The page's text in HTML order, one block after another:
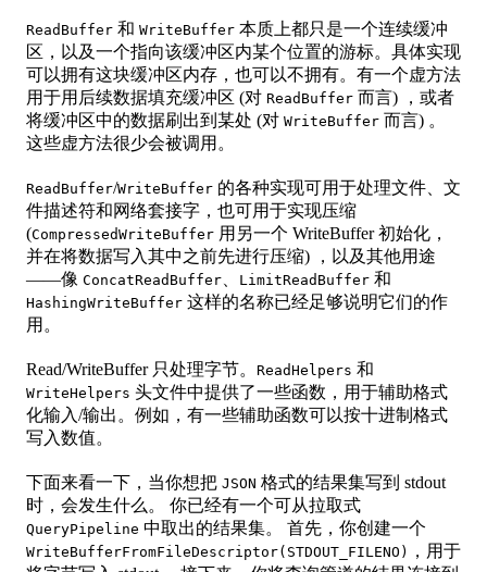
ReadBuffer 和 WriteBuffer 本质上都只是一个连续缓冲
区，以及一个指向该缓冲区内某个位置的游标。具体实现
可以拥有这块缓冲区内存，也可以不拥有。有一个虚方法
用于用后续数据填充缓冲区 (对 ReadBuffer 而言) ，或者
将缓冲区中的数据刷出到某处 (对 WriteBuffer 而言) 。
这些虚方法很少会被调用。
ReadBuffer/WriteBuffer 的各种实现可用于处理文件、文
件描述符和网络套接字，也可用于实现压缩
(CompressedWriteBuffer 用另一个 WriteBuffer 初始化，
并在将数据写入其中之前先进行压缩) ，以及其他用途
——像 ConcatReadBuffer LimitReadBuffer 和
HashingWriteBuffer 这样的名称已经足够说明它们的作
用。
Read/WriteBuffer 只处理字节。 ReadHelpers 和
WriteHelpers 头文件中提供了一些函数，用于辅助格式
化输入/输出。例如，有一些辅助函数可以按十进制格式
写入数值。
下面来看一下，当你想把 JSON 格式的结果集写到 stdout
时，会发生什么。 你已经有一个可从拉取式
QueryPipeline 中取出的结果集。 首先，你创建一个
WriteBufferFromFileDescriptor(STDOUT_FILENO)
，用于